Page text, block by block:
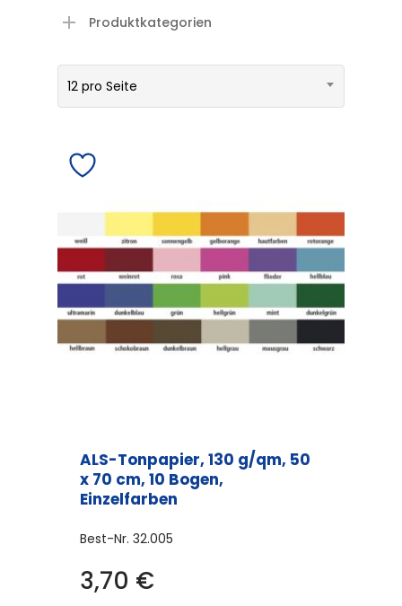
Produktkategorien
12 pro Seite
ALS-Tonpapier, 130 g/qm, 50
x 70 cm, 10 Bogen,
Einzelfarben
Best-Nr. 32.005
3,70 €